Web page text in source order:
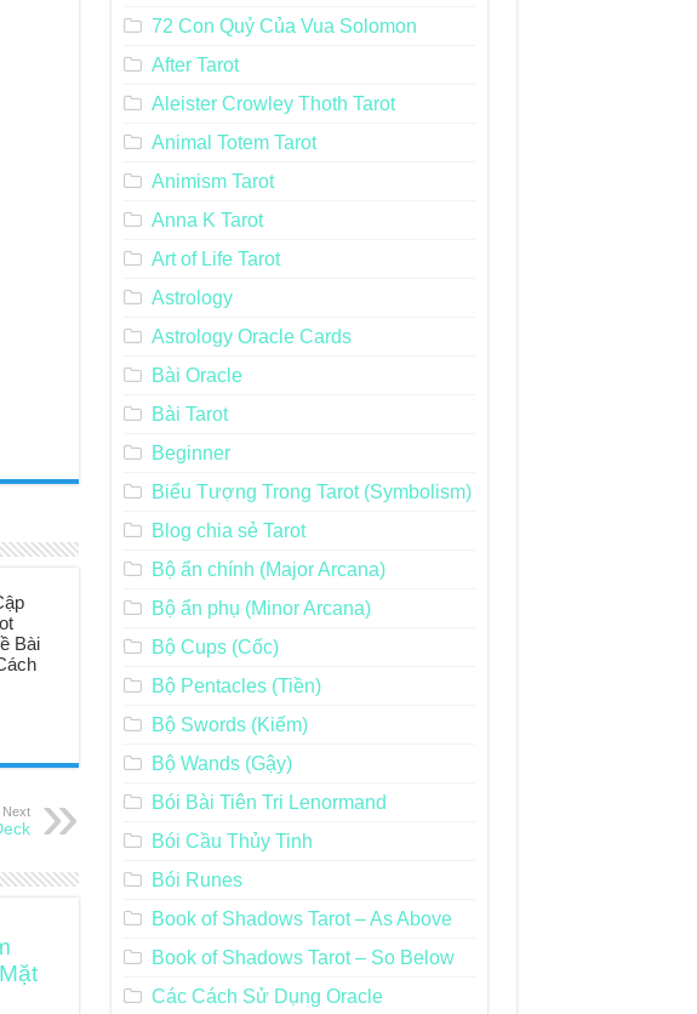
Bài
Next
72 Con Quỷ Của Vua Solomon
After Tarot
Aleister Crowley Thoth Tarot
Animal Totem Tarot
Animism Tarot
Anna K Tarot
Art of Life Tarot
Astrology
Astrology Oracle Cards
Bài Oracle
Bài Tarot
Beginner
Biểu Tượng Trong Tarot (Symbolism)
Blog chia sẻ Tarot
Bộ ẩn chính (Major Arcana)
Bộ ẩn phụ (Minor Arcana)
Bộ Cups (Cốc)
Bộ Pentacles (Tiền)
Bộ Swords (Kiếm)
Bộ Wands (Gậy)
Bói Bài Tiên Tri Lenormand
Bói Cầu Thủy Tinh
Bói Runes
Book of Shadows Tarot – As Above
Book of Shadows Tarot – So Below
Các Cách Sử Dụng Oracle